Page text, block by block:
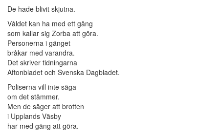
De hade blivit skjutna.
Våldet kan ha med ett gäng
som kallar sig Zorba att göra.
Personerna i gänget
bråkar med varandra.
Det skriver tidningarna
Aftonbladet och Svenska Dagbladet.
Poliserna vill inte säga
om det stämmer.
Men de säger att brotten
i Upplands Väsby
har med gäng att göra.